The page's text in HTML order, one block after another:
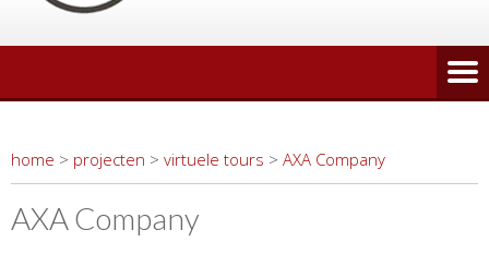
home > projecten > virtuele tours > AXA Company
AXA Company